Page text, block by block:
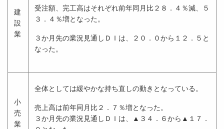
建
設
業
受注額、完工高はそれぞれ前年同月比２８．４％減、５
３．４％増となった。
３か月先の業況見通しＤＩは、２０．０から１２．５と
なった。
小
売
業
全体としては緩やかな持ち直しの動きとなっている。
売上高は前年同月比２．７％増となった。
３か月先の業況見通しＤＩは、▲３４．６から▲１７．